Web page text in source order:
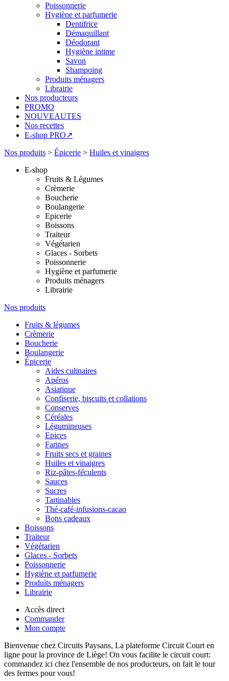
Poissonnerie
Hygiène et parfumerie
Dentifrice
Démaquillant
Déodorant
Hygiène intime
Savon
Shampoing
Produits ménagers
Librairie
Nos producteurs
PROMO
NOUVEAUTES
Nos recettes
E-shop PRO↗
Nos produits > Épicerie > Huiles et vinaigres
E-shop
Fruits & Légumes
Crèmerie
Boucherie
Boulangerie
Epicerie
Boissons
Traiteur
Végétarien
Glaces - Sorbets
Poissonnerie
Hygiène et parfumerie
Produits ménagers
Librairie
Nos produits
Fruits & légumes
Crèmerie
Boucherie
Boulangerie
Épicerie
Aides culinaires
Apéros
Asiatique
Confiserie, biscuits et collations
Conserves
Céréales
Légumineuses
Epices
Farines
Fruits secs et graines
Huiles et vinaigres
Riz-pâtes-féculents
Sauces
Sucres
Tartinables
Thé-café-infusions-cacao
Bons cadeaux
Boissons
Traiteur
Végétarien
Glaces - Sorbets
Poissonnerie
Hygiène et parfumerie
Produits ménagers
Librairie
Accès direct
Commander
Mon compte
Bienvenue chez Circuits Paysans, La plateforme Circuit Court en
ligne pour la province de Liège! On vous facilite le circuit court:
commandez ici chez l'ensemble de nos producteurs, on fait le tour
des fermes pour vous!